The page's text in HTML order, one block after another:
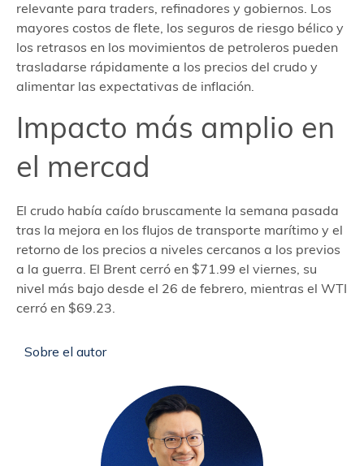
relevante para traders, refinadores y gobiernos. Los
mayores costos de flete, los seguros de riesgo bélico y
los retrasos en los movimientos de petroleros pueden
trasladarse rápidamente a los precios del crudo y
alimentar las expectativas de inflación.
Impacto más amplio en
el mercad
El crudo había caído bruscamente la semana pasada
tras la mejora en los flujos de transporte marítimo y el
retorno de los precios a niveles cercanos a los previos
a la guerra. El Brent cerró en $71.99 el viernes, su
nivel más bajo desde el 26 de febrero, mientras el WTI
cerró en $69.23.
Sobre el autor